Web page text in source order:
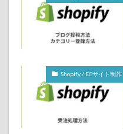
Shopify / ECサイト制作